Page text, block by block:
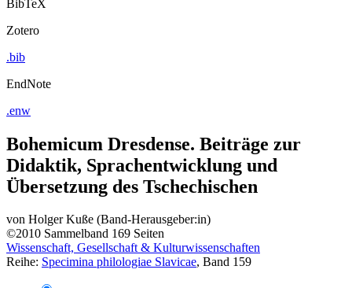
BibTeX
Zotero
.bib
EndNote
.enw
Bohemicum Dresdense. Beiträge zur
Didaktik, Sprachentwicklung und
Übersetzung des Tschechischen
von Holger Kuße (Band-Herausgeber:in)
©2010 Sammelband 169 Seiten
Wissenschaft, Gesellschaft & Kulturwissenschaften
Reihe: Specimina philologiae Slavicae, Band 159